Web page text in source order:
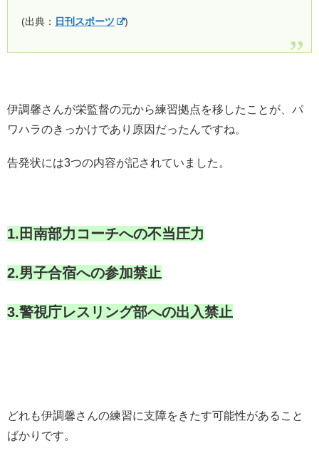
(出典： 日刊スポーツ )
伊調馨さんが栄監督の元から練習拠点を移したことが、パ
ワハラのきっかけであり原因だったんですね。
告発状には3つの内容が記されていました。
1.田南部力コーチへの不当圧力
2.男子合宿への参加禁止
3.警視庁レスリング部への出入禁止
どれも伊調馨さんの練習に支障をきたす可能性があること
ばかりです。